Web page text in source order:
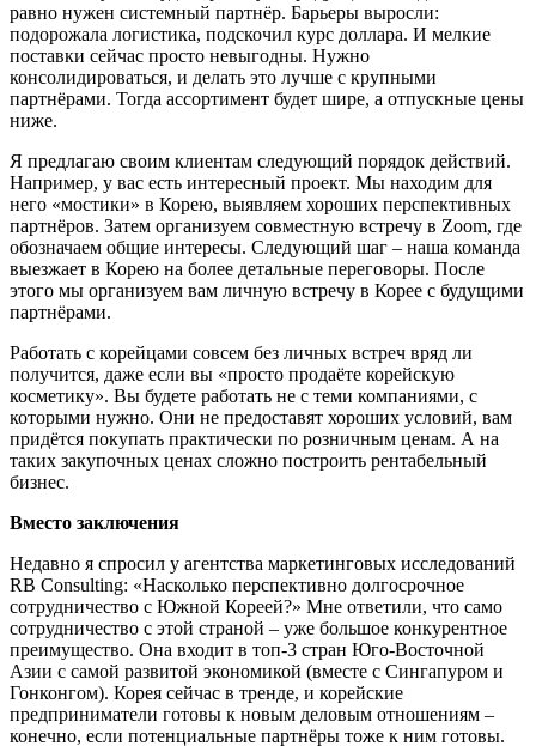
равно нужен системный партнёр. Барьеры выросли:
подорожала логистика, подскочил курс доллара. И мелкие
поставки сейчас просто невыгодны. Нужно
консолидироваться, и делать это лучше с крупными
партнёрами. Тогда ассортимент будет шире, а отпускные цены
ниже.
Я предлагаю своим клиентам следующий порядок действий.
Например, у вас есть интересный проект. Мы находим для
него «мостики» в Корею, выявляем хороших перспективных
партнёров. Затем организуем совместную встречу в Zoom, где
обозначаем общие интересы. Следующий шаг – наша команда
выезжает в Корею на более детальные переговоры. После
этого мы организуем вам личную встречу в Корее с будущими
партнёрами.
Работать с корейцами совсем без личных встреч вряд ли
получится, даже если вы «просто продаёте корейскую
косметику». Вы будете работать не с теми компаниями, с
которыми нужно. Они не предоставят хороших условий, вам
придётся покупать практически по розничным ценам. А на
таких закупочных ценах сложно построить рентабельный
бизнес.
Вместо заключения
Недавно я спросил у агентства маркетинговых исследований
RB Consulting: «Насколько перспективно долгосрочное
сотрудничество с Южной Кореей?» Мне ответили, что само
сотрудничество с этой страной – уже большое конкурентное
преимущество. Она входит в топ-3 стран Юго-Восточной
Азии с самой развитой экономикой (вместе с Сингапуром и
Гонконгом). Корея сейчас в тренде, и корейские
предприниматели готовы к новым деловым отношениям –
конечно, если потенциальные партнёры тоже к ним готовы.